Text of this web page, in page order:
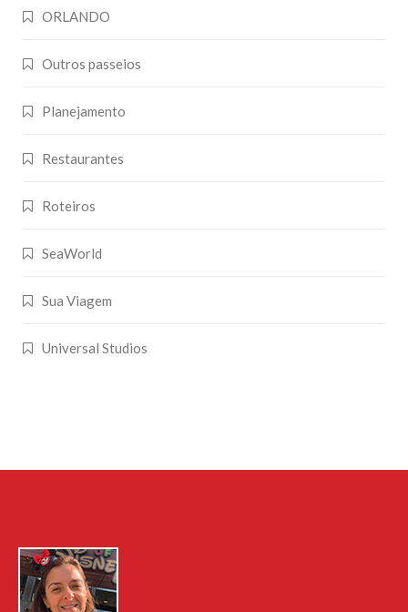
ORLANDO
Outros passeios
Planejamento
Restaurantes
Roteiros
SeaWorld
Sua Viagem
Universal Studios